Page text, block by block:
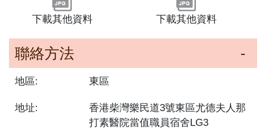
下載其他資料 下載其他資料
聯絡方法
地區: 東區
地址:
香港柴灣樂民道3號東區尤德夫人那
打素醫院當值職員宿舍LG3